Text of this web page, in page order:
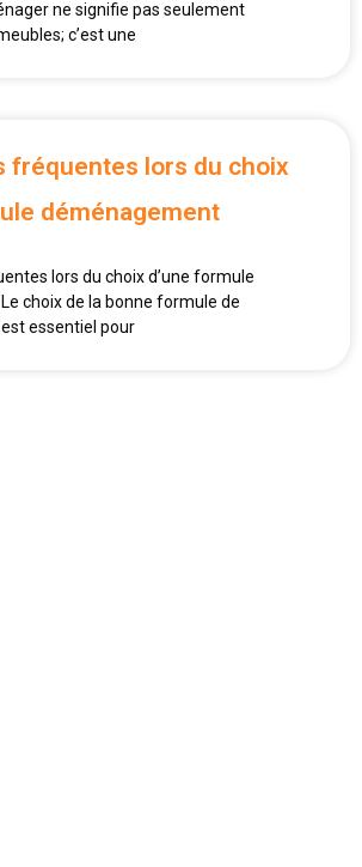
ne signifie pas seulement
c’est une
fréquentes lors du choix
déménagement
lors du choix d’une formule
choix de la bonne formule de
essentiel pour